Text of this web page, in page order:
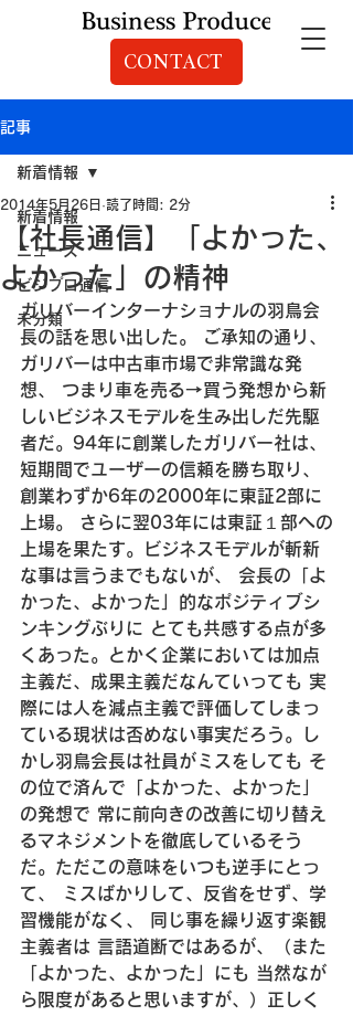
CONTACT
記事
新着情報
ニュース
ビジプロ通信
未分類
新着情報
【社長通信】「よかった、
よかった」の精神
2014年5月26日 読了時間: 2分
ガリバーインターナショナルの羽鳥会
長の話を思い出した。
ご承知の通り、
ガリバーは中古車市場で非常識な発
想、
つまり車を売る→買う発想から新
しいビジネスモデルを生み出しだ先駆
者だ。 94年に創業したガリバー社は、
短期間でユーザーの信頼を勝ち取り、
創業わずか6年の2000年に東証2部に
上場。
さらに翌03年には東証１部への
上場を果たす。
ビジネスモデルが斬新
な事は言うまでもないが、
会長の「よ
かった、よかった」的なポジティブシ
ンキングぶりに
とても共感する点が多
くあった。
とかく企業においては加点
主義だ、成果主義だなんていっても 実
際には人を減点主義で評価してしまっ
ている現状は否めない事実だろう。
し
かし羽鳥会長は社員がミスをしても そ
の位で済んで「よかった、よかった」
の発想で 常に前向きの改善に切り替え
るマネジメントを徹底しているそう
だ。 ただこの意味をいつも逆手にとっ
て、
ミスばかりして、反省をせず、学
習機能がなく、
同じ事を繰り返す楽観
主義者は 言語道断ではあるが、（また
「よかった、よかった」にも 当然なが
ら限度があると思いますが、） 正しく